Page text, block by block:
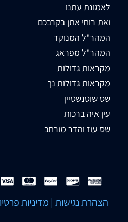
לאמונת עתנו
ואת רוחי אתן בקרבכם
המהר"ל המנוקד
המהר"ל מפראג
מקראות גדולות
מקראות גדולות נך
שס שוטנשטיין
עין איה ברכות
שס עוז והדר מורחב
הצהרת נגישות | מדיניות